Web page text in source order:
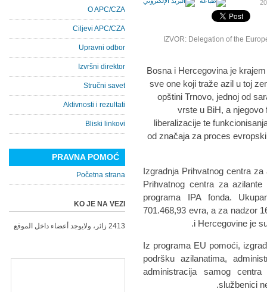
IZVOR: Delegation of the
Bosna i Hercegovina je
sve one koji traže azil u toj
opštini Trnovo, jednoj od
vrste u BiH, a njegovo
liberalizacije te
od značaja za proces
Izgradnja Prihvatnog centra
Prihvatnog centra za
programa IPA fonda.
701.468,93 evra, a za nadzor
i Hercegovine je
Iz programa EU pomoći,
podršku azilanatima,
administracija samog
službenici
O APC/CZA
Ciljevi APC/CZA
Upravni odbor
Izvršni direktor
Stručni savet
Aktivnosti i rezultati
Bliski linkovi
PRAVNA POMOĆ
Početna strana
KO JE NA VEZI
2413 زائر، ولايوجد أعضاء داخل الموقع